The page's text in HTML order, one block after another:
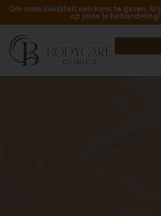
Om onze kwaliteit een kans te geven,
op jouw 1e behandeling!